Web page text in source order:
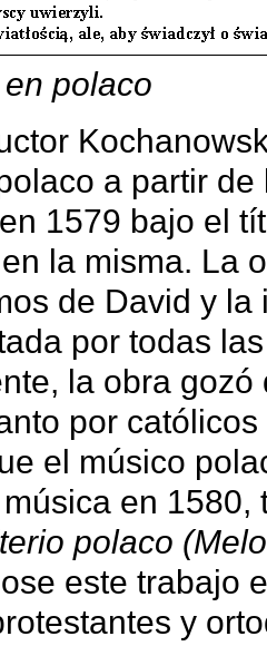
polaco
a partir
1579 bajo el
la misma. La
de David y
por todas
la obra
por
el músico
en
polaco
este trabajo
y